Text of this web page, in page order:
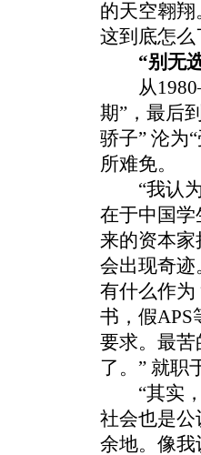
的天空翱翔
这到底怎么
“别无
从
期”，最后
骄子” 沦为
所难免。
“我认为
在于中国
来的资本
会出现奇
有什么作
书，假APS
要求。最
了。” 就职
“其实，
社会也是
余地。像